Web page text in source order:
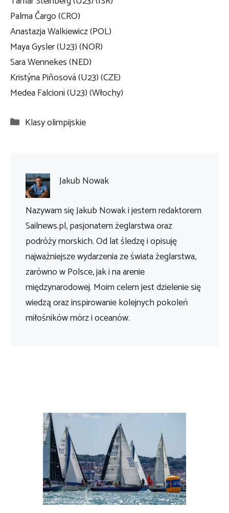
Palma Čargo (CRO)
Anastazja Walkiewicz (POL)
Maya Gysler (U23) (NOR)
Sara Wennekes (NED)
Kristýna Piňosová (U23) (CZE)
Medea Falcioni (U23) (Włochy)
Kategorie
Klasy olimpijskie
Jakub Nowak
Nazywam się Jakub Nowak i jestem redaktorem
Sailnews.pl, pasjonatem żeglarstwa oraz
podróży morskich. Od lat śledzę i opisuję
najważniejsze wydarzenia ze świata żeglarstwa,
zarówno w Polsce, jak i na arenie
międzynarodowej. Moim celem jest dzielenie się
wiedzą oraz inspirowanie kolejnych pokoleń
miłośników mórz i oceanów.